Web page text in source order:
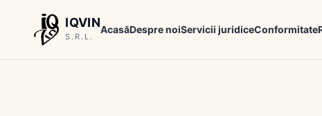
IQVIN
S.R.L.
AcasăDespre noiServicii juridiceConformitate